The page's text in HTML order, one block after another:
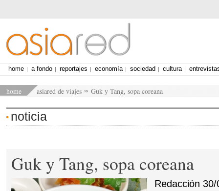
home asiared de viajes Guk y Tang, sopa coreana
home a fondo reportajes economía sociedad cultura
noticia
Guk y Tang, sopa coreana
Redacción 30/